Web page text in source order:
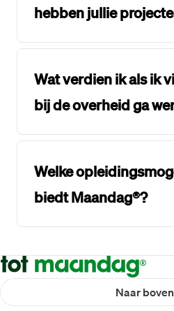
hebben jullie
Wat verdien ik als ik
bij de overheid ga
Welke
biedt Maandag®?
Naar boven